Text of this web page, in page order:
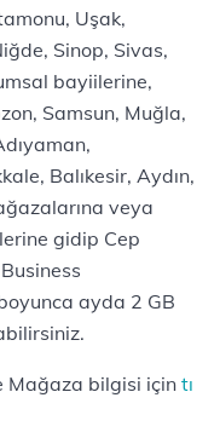
Uşak,
Sinop, Sivas,
bayiilerine,
Samsun, Muğla,
Balıkesir, Aydın,
veya
gidip Cep
ayda 2 GB
Mağaza bilgisi için tı​​